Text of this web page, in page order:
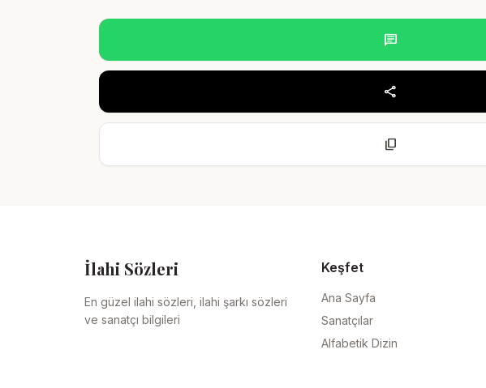
chat
share
content_copy
İlahi Sözleri
En güzel ilahi sözleri, ilahi şarkı sözleri
ve sanatçı bilgileri
Keşfet
Ana Sayfa
Sanatçılar
Alfabetik Dizin